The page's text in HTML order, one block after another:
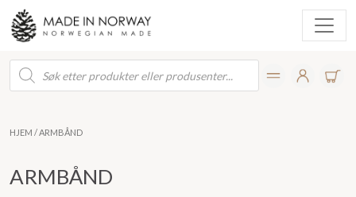
Products
search
HJEM / ARMBÅND
ARMBÅND